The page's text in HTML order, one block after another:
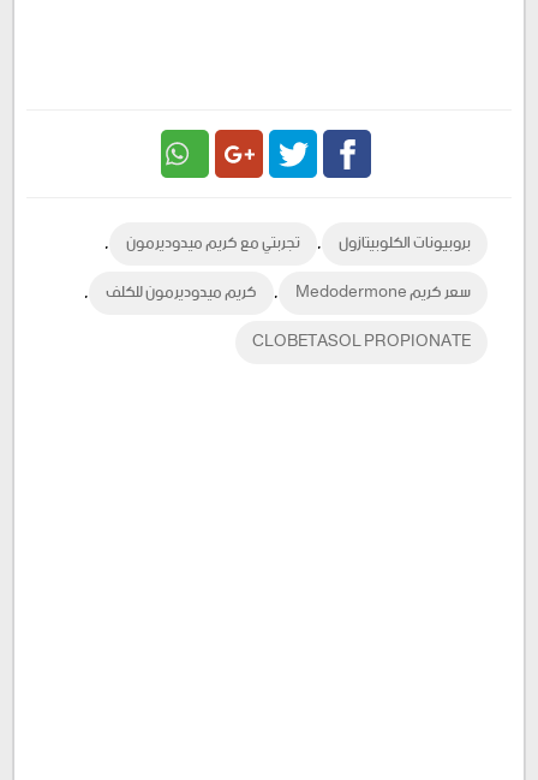
Plus بروبيونات الكلوبيتازول , تجربتي مع كريم ميدوديرمون ,
سعر كريم Medodermone , كريم ميدوديرمون للكلف ,
CLOBETASOL PROPIONATE